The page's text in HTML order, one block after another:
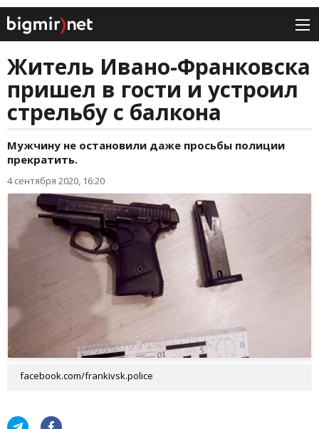
Житель Ивано-Франковска
пришел в гости и устроил
стрельбу с балкона
Мужчину не остановили даже просьбы полиции
прекратить.
4 сентября 2020, 16:20
facebook.com/frankivsk.police